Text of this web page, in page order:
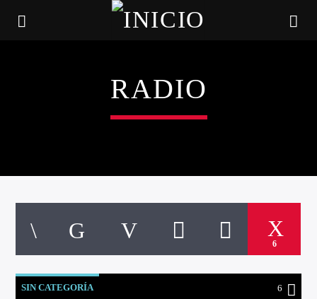
TÍTULO
RADIO
6
SIN CATEGORÍA 6